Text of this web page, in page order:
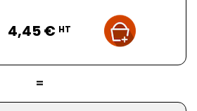
4,45 € HT
=